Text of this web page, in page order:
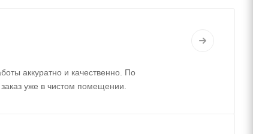
аккуратно и качественно. По
уже в чистом помещении.